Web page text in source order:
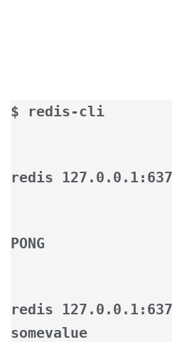
$ redis-cli
redis
PONG
redis
somevalue